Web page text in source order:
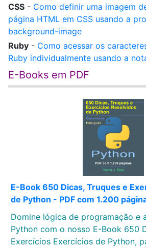
CSS - Como definir uma imagem
página HTML em CSS usando a
background-image
Ruby - Como acessar os
Ruby individualmente usando a
E-Books em PDF
E-Book 650 Dicas, Truques e
de Python - PDF com 1.200
Domine lógica de programação e
Python com o nosso E-Book 650
Exercícios Exercícios de Python,